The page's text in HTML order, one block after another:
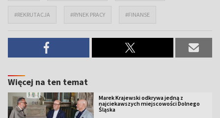
#REKRUTACJA #RYNEK PRACY #FINANSE
Więcej na ten temat
Marek Krajewski odkrywa jedną z
najciekawszych miejscowości Dolnego
Śląska